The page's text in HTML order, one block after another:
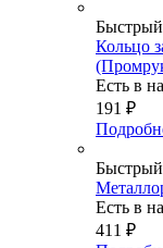
Кольцо
Есть в
191 ₽
Есть в
411 ₽